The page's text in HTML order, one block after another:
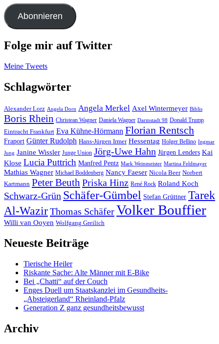
Adresse
Abonnieren
Folge mir auf Twitter
Meine Tweets
Schlagwörter
Alexander Lorz Angela Dorn Angela Merkel Axel Wintermeyer Biblis
Boris Rhein Christean Wagner Daniela Wagner Darmstadt 98 Donald Trump
Eintracht Frankfurt Eva Kühne-Hörmann Florian Rentsch
Fraport Günter Rudolph Hans-Jürgen Irmer Hessentag Holger Bellino Ingmar
Jung Janine Wissler Junge Union Jörg-Uwe Hahn Jürgen Lenders Kai
Klose Lucia Puttrich Manfred Pentz Mark Weinmeister Martina Feldmayer
Mathias Wagner Michael Boddenberg Nancy Faeser Nicola Beer Norbert
Kartmann Peter BeuthPriska Hinz René Rock Roland Koch
Schwarz-Grün Schäfer-Gümbel Stefan Grüttner Tarek
Al-WazirThomas SchäferVolker Bouffier
Willi van Ooyen Wolfgang Greilich
Neueste Beiträge
Tierische Heiler
Riskante Sache: Alte Männer mit E-Bike
Bei „Chatti“ auf der Couch
Enges Duell um Staatskanzlei im Gesundheits-
„Absteigerland“ Rheinland-Pfalz
Generation Z ganz gesundheitsbewusst
Archiv